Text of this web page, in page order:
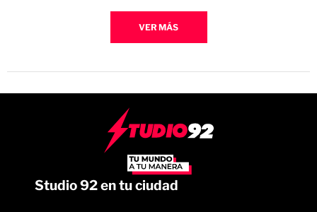
VER MÁS
Studio 92 en tu ciudad